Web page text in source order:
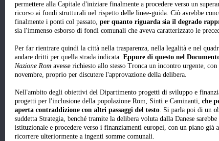
permettere alla Capitale d'iniziare finalmente a procedere verso un
ricorso ai fondi strutturali nel rispetto delle linee-guida. Ciò avrebbe
finalmente i ponti col passato, per quanto riguarda sia il degrado
sia l'immenso esborso di fondi comunali che aveva caratterizzato le
Per far rientrare quindi la città nella trasparenza, nella legalità e nel
andare dritti per quella strada indicata. Eppure di questo nel
Nazione Rom avesse richiesto allo stesso Tronca un incontro urgente,
novembre, proprio per discutere l'approvazione della delibera.
Nell'ambito degli obiettivi del Dipartimento progetti di sviluppo e
progetti per l'inclusione della popolazione Rom, Sinti e Caminanti, che
aperta contraddizione con altri passaggi del testo. Si parla poi di un
suddetta Strategia, benché tramite la delibera voluta dalla Danese
istituzionale e procedere verso i finanziamenti europei, con un piano già
ricorrere ulteriormente a ingenti somme comunali.